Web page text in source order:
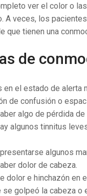
ver el color o
A veces, los
que tienen una
de
en el estado de alerta
de confusión o
algo de pérdida de
algunos tinnitus
algunos
dolor de cabeza.
dolor e hinchazón en
se golpeó la cabeza o